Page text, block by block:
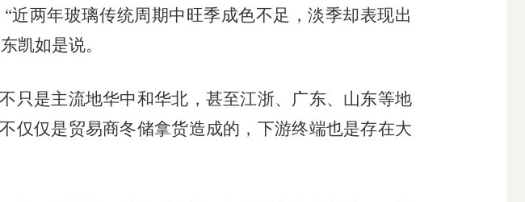
“近两年玻璃传统周期中旺季成色不足，淡季却表现出
凯如是说。
只是主流地华中和华北，甚至江浙、广东、山东等地
仅仅是贸易商冬储拿货造成的，下游终端也是存在大